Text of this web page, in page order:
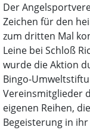
Der
Zeichen für den
zum dritten Mal
Leine bei Schloß
wurde die Aktion
Bingo-
Vereinsmitglieder
eigenen Reihen,
Begeisterung in